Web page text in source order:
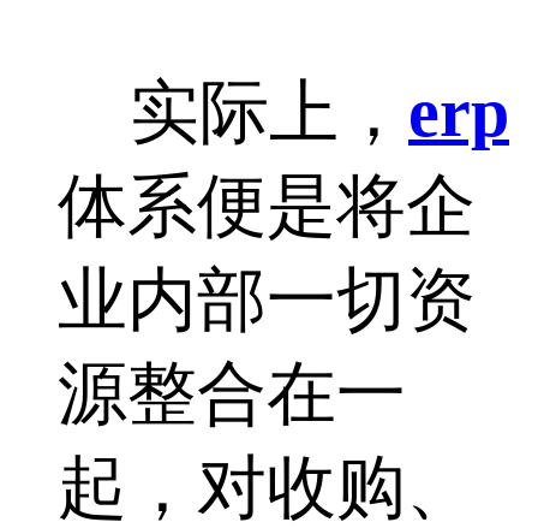
实际上， erp
体系便是将企
业内部一切资
源整合在一
起，对收购、